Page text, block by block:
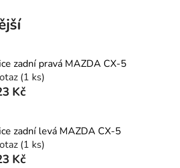
zadní pravá MAZDA CX-5
(1 ks)
Kč
zadní levá MAZDA CX-5
(1 ks)
Kč